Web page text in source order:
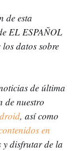
de esta
EL ESPAÑOL
datos sobre
de última
de nuestro
, así como
en
y disfrutar de la